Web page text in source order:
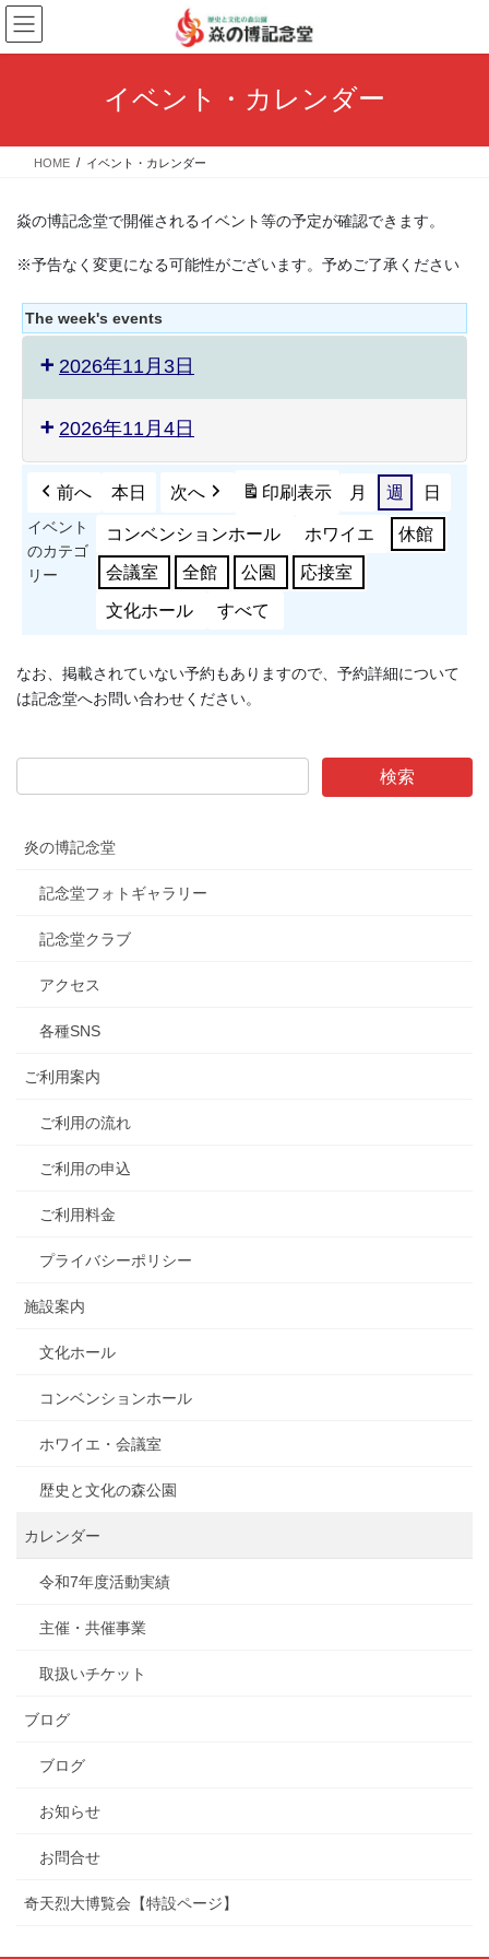
コ
ン
テ
ス
ナ
ビ
ゲ
ン
イベント・カレンダー
HOME イベント・カレンダー
焱の博記念堂で開催されるイベント等の予定が確認できます。
※予告なく変更になる可能性がございます。予めご了承ください
The week's events
2026年11月3日
2026年11月4日
前へ 本日 次へ 印刷表示 月 週 日
イベント
のカテゴ
リー
コンベンションホール ホワイエ 休館
会議室 全館 公園 応接室
文化ホール すべて
なお、掲載されていない予約もありますので、予約詳細について
は記念堂へお問い合わせください。
炎の博記念堂
記念堂フォトギャラリー
記念堂クラブ
アクセス
各種SNS
ご利用案内
ご利用の流れ
ご利用の申込
ご利用料金
プライバシーポリシー
施設案内
文化ホール
コンベンションホール
ホワイエ・会議室
歴史と文化の森公園
カレンダー
令和7年度活動実績
主催・共催事業
取扱いチケット
ブログ
ブログ
お知らせ
お問合せ
奇天烈大博覧会【特設ページ】